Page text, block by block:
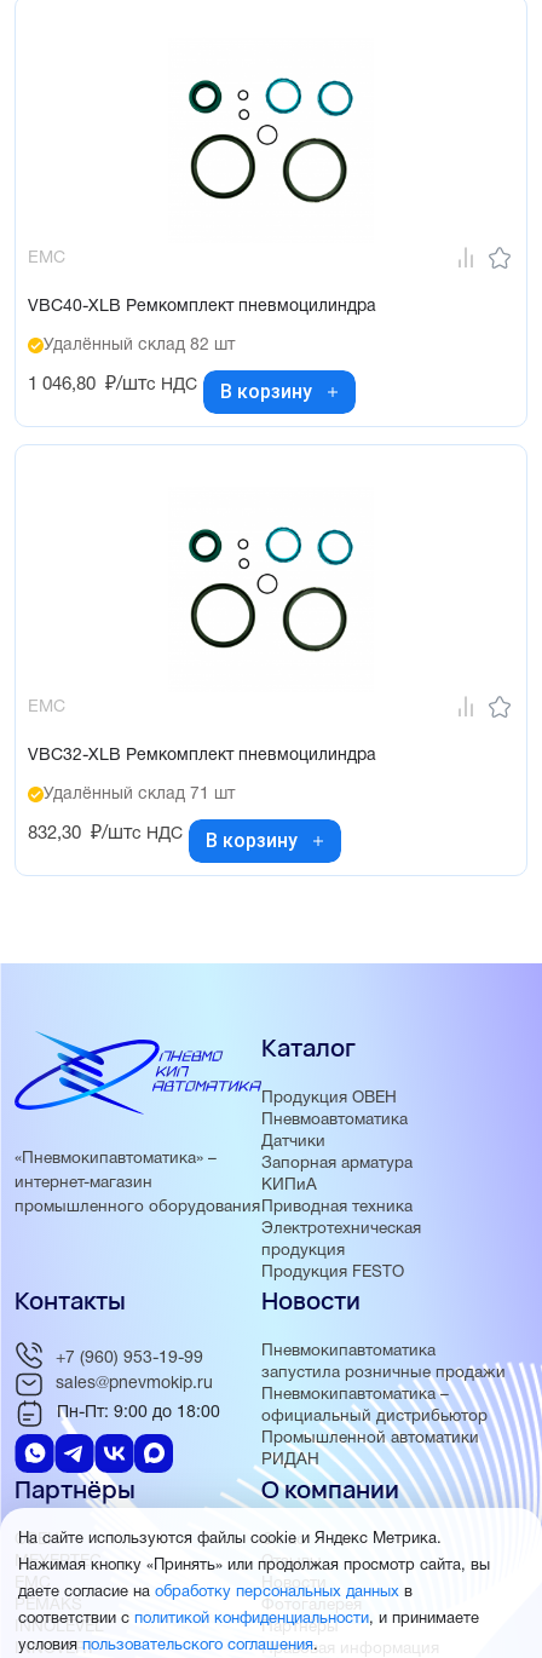
EMC
VBC40-XLB Ремкомплект пневмоцилиндра
Удалённый склад 82 шт
1 046,80 ₽/штс НДС В корзину
EMC
VBC32-XLB Ремкомплект пневмоцилиндра
Удалённый склад 71 шт
832,30 ₽/штс НДС В корзину
«Пневмокипавтоматика» –
интернет-магазин
промышленного оборудования
Каталог
Продукция ОВЕН
Пневмоавтоматика
Датчики
Запорная арматура
КИПиА
Приводная техника
Электротехническая
продукция
Продукция FESTO
Новости
Пневмокипавтоматика
запустила розничные продажи
Пневмокипавтоматика –
официальный дистрибьютор
Промышленной автоматики
РИДАН
Партнёры
ОВЕН
MEYERTEC
EMC
PEMAKS
INNOLEVEL
INNOVERT
О компании
О нас
Отзывы
Новости
Фотогалерея
Партнёры
Правовая информация
Контакты
+7 (960) 953-19-99
sales@pnevmokip.ru
Пн-Пт: 9:00 до 18:00
На сайте используются файлы cookie и Яндекс Метрика.
Нажимая кнопку «Принять» или продолжая просмотр сайта, вы
даете согласие на обработку персональных данных в
соответствии с политикой конфиденциальности, и принимаете
условияпользовательского соглашения.